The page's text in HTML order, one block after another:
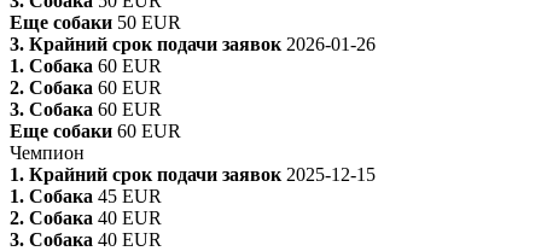
Еще собаки 50 EUR
3. Крайний срок подачи заявок 2026-01-26
1. Собака 60 EUR
2. Собака 60 EUR
3. Собака 60 EUR
Еще собаки 60 EUR
Чемпион
1. Крайний срок подачи заявок 2025-12-15
1. Собака 45 EUR
2. Собака 40 EUR
3. Собака 40 EUR